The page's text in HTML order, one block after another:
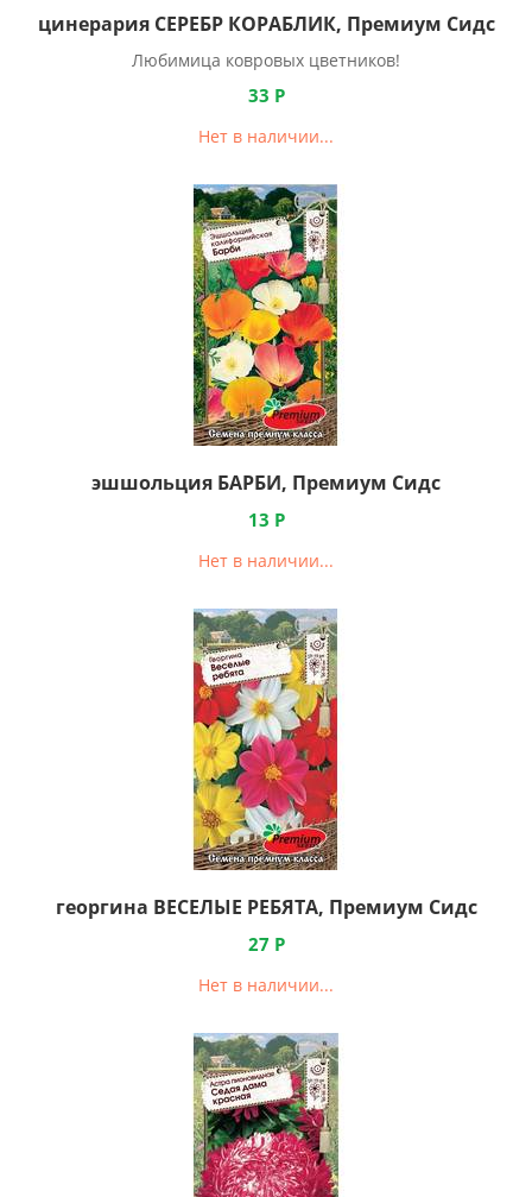
цинерария СЕРЕБР КОРАБЛИК, Премиум Сидс
Любимица ковровых цветников!
33 Р
Нет в наличии...
эшшольция БАРБИ, Премиум Сидс
13 Р
Нет в наличии...
георгина ВЕСЕЛЫЕ РЕБЯТА, Премиум Сидс
27 Р
Нет в наличии...